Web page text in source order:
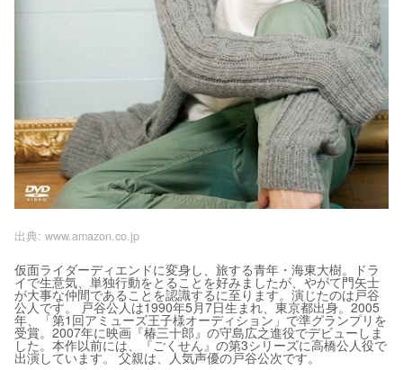
出典: www.amazon.co.jp
仮面ライダーディエンドに変身し、旅する青年・海東大樹。ドラ
イで生意気、単独行動をとることを好みましたが、やがて門矢士
が大事な仲間であることを認識するに至ります。演じたのは戸谷
公人です。 戸谷公人は1990年5月7日生まれ、東京都出身。2005
年、「第1回アミューズ王子様オーディション」で準グランプリを
受賞。2007年に映画『椿三十郎』の守島広之進役でデビューしま
した。本作以前には、『ごくせん』の第3シリーズに高橋公人役で
出演しています。 父親は、人気声優の戸谷公次です。